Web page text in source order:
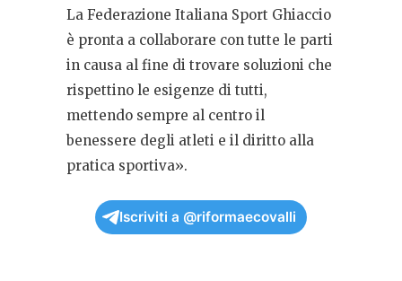
La Federazione Italiana Sport Ghiaccio
è pronta a collaborare con tutte le parti
in causa al fine di trovare soluzioni che
rispettino le esigenze di tutti,
mettendo sempre al centro il
benessere degli atleti e il diritto alla
pratica sportiva».
Iscriviti a @riformaecovalli